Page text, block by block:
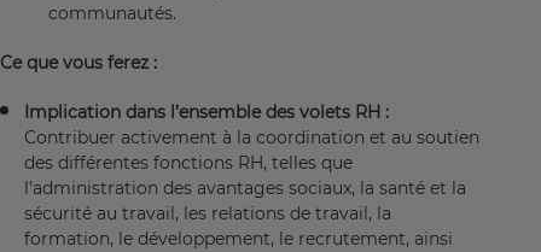
communautés.
Ce que vous ferez :
Implication dans l’ensemble des volets RH :
Contribuer activement à la coordination et au soutien
des différentes fonctions RH, telles que
l’administration des avantages sociaux, la santé et la
sécurité au travail, les relations de travail, la
formation, le développement, le recrutement, ainsi